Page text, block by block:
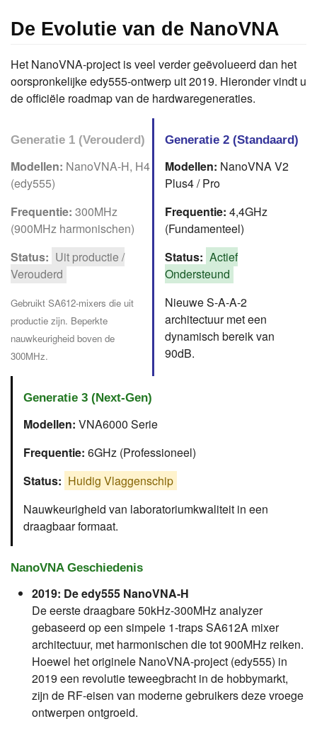
De Evolutie van de NanoVNA
Het NanoVNA-project is veel verder geëvolueerd dan het
oorspronkelijke edy555-ontwerp uit 2019. Hieronder vindt u
de officiële roadmap van de hardwaregeneraties.
Generatie 1 (Verouderd)
Modellen: NanoVNA-H, H4
(edy555)
Frequentie: 300MHz
(900MHz harmonischen)
Status: Uit productie /
Verouderd
Gebruikt SA612-mixers die uit
productie zijn. Beperkte
nauwkeurigheid boven de
300MHz.
Generatie 2 (Standaard)
Modellen: NanoVNA V2
Plus4 / Pro
Frequentie: 4,4GHz
(Fundamenteel)
Status: Actief
Ondersteund
Nieuwe S-A-A-2
architectuur met een
dynamisch bereik van
90dB.
Generatie 3 (Next-Gen)
Modellen: VNA6000 Serie
Frequentie: 6GHz (Professioneel)
Status: Huidig Vlaggenschip
Nauwkeurigheid van laboratoriumkwaliteit in een
draagbaar formaat.
NanoVNA Geschiedenis
2019: De edy555 NanoVNA-H
De eerste draagbare 50kHz-300MHz analyzer
gebaseerd op een simpele 1-traps SA612A mixer
architectuur, met harmonischen die tot 900MHz reiken.
Hoewel het originele NanoVNA-project (edy555) in
2019 een revolutie teweegbracht in de hobbymarkt,
zijn de RF-eisen van moderne gebruikers deze vroege
ontwerpen ontgroeid.